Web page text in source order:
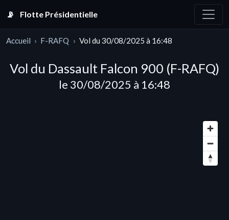
📡 Flotte Présidentielle
Accueil F-RAFQ Vol du 30/08/2025 à 16:48
Vol du Dassault Falcon 900 (F-RAFQ)
le 30/08/2025 à 16:48